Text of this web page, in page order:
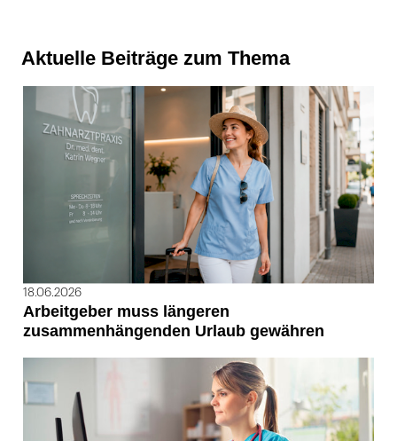
Aktuelle Beiträge zum Thema
18.06.2026
Arbeitgeber muss längeren
zusammenhängenden Urlaub gewähren